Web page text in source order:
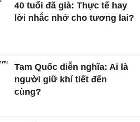
40 tuổi đã già: Thực tế hay
lời nhắc nhở cho tương lai?
Tam Quốc diễn nghĩa: Ai là
người giữ khí tiết đến
cùng?